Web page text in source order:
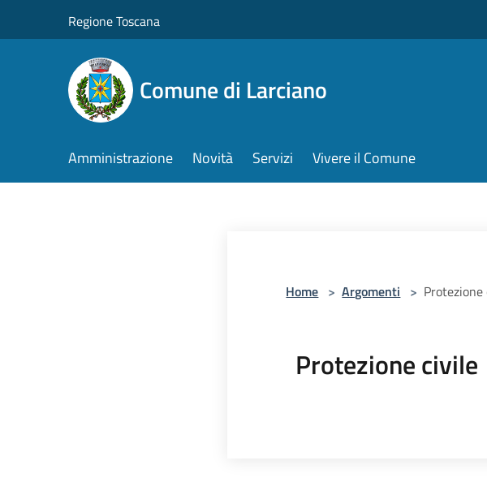
Regione Toscana
Comune di Larciano
Amministrazione Novità Servizi Vivere il Comune
Home > Argomenti >
Protezione civile